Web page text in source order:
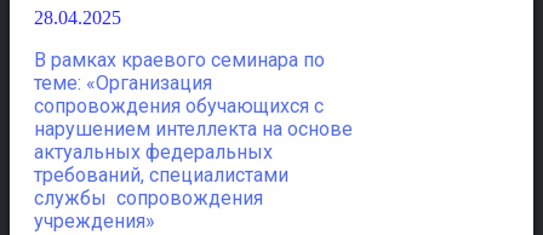
28.04.2025
В рамках краевого семинара по
теме: «Организация
сопровождения обучающихся с
нарушением интеллекта на основе
актуальных федеральных
требований, специалистами
службы сопровождения
учреждения»